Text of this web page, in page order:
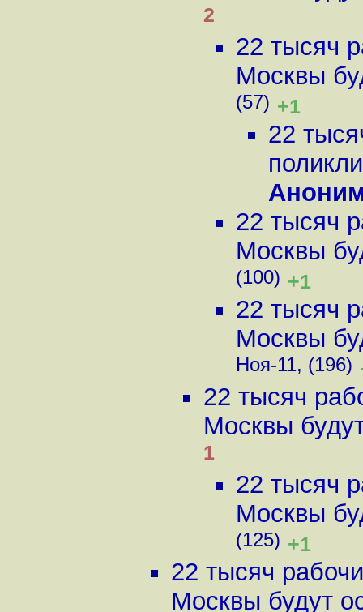
2
22 тысяч
Москвы
(57) +1
22
22 тысяч
Москвы
(100) +1
22 тысяч
Москвы
Ноя-11, (196)
22 тысяч
Москвы
1
22 тысяч
Москвы
(125) +1
22 тысяч
Москвы будут